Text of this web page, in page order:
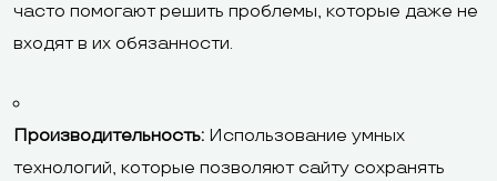
часто помогают решить проблемы, которые даже не
входят в их обязанности.
Производительность: Использование умных
технологий, которые позволяют сайту сохранять